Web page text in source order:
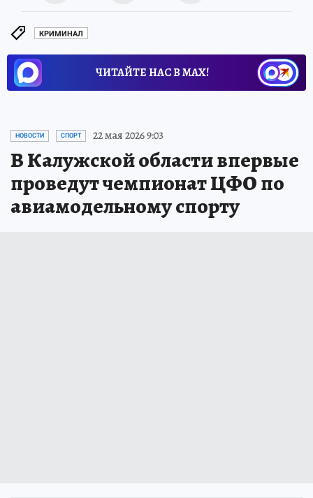
КРИМИНАЛ
ЧИТАЙТЕ НАС В МАХ!
НОВОСТИ СПОРТ 22 мая 2026 9:03
В Калужской области впервые
проведут чемпионат ЦФО по
авиамодельному спорту